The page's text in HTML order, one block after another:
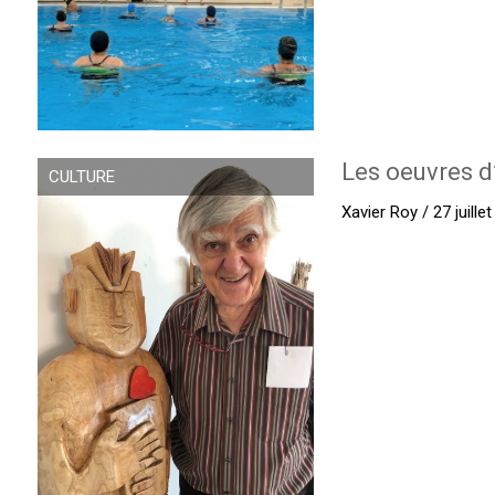
CULTURE Les oeuvres
Xavier Roy / 27